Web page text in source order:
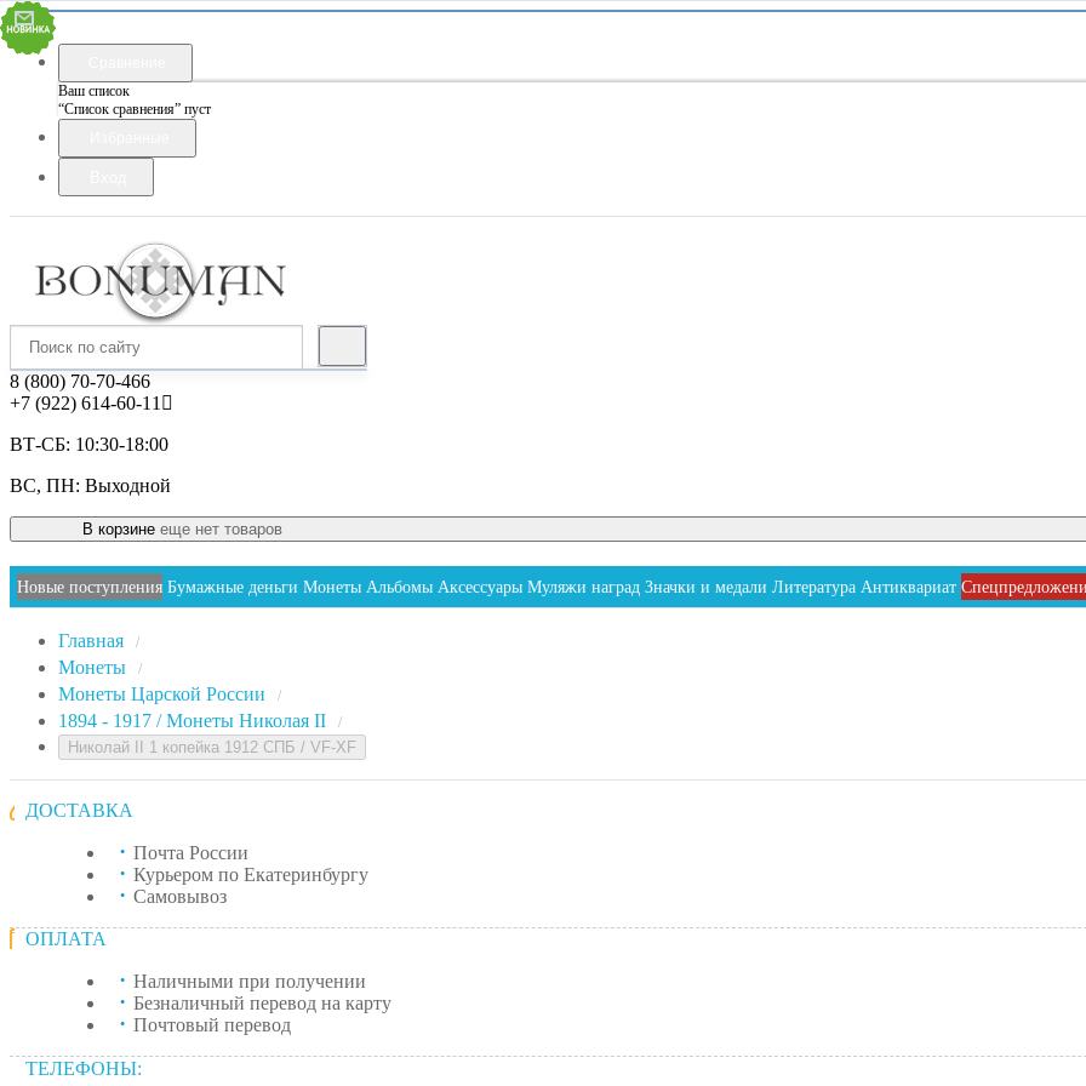
Ваш список
“Список сравнения” пуст
8 (800) 70-70-466
+7 (922) 614-60-11
ВТ-СБ: 10:30-18:00
ВС, ПН: Выходной
В корзине еще нет товаров
Новые поступления Бумажные деньги Монеты Альбомы Аксессуары Муляжи наград Значки и медали Литература Антиквариат
Главная /
Монеты /
Монеты Царской России /
1894 - 1917 / Монеты Николая II /
Николай II 1 копейка 1912 СПБ / VF-XF
ДОСТАВКА
Почта России
Курьером по Екатеринбургу
Самовывоз
ОПЛАТА
Наличными при получении
Безналичный перевод на карту
Почтовый перевод
ТЕЛЕФОНЫ: